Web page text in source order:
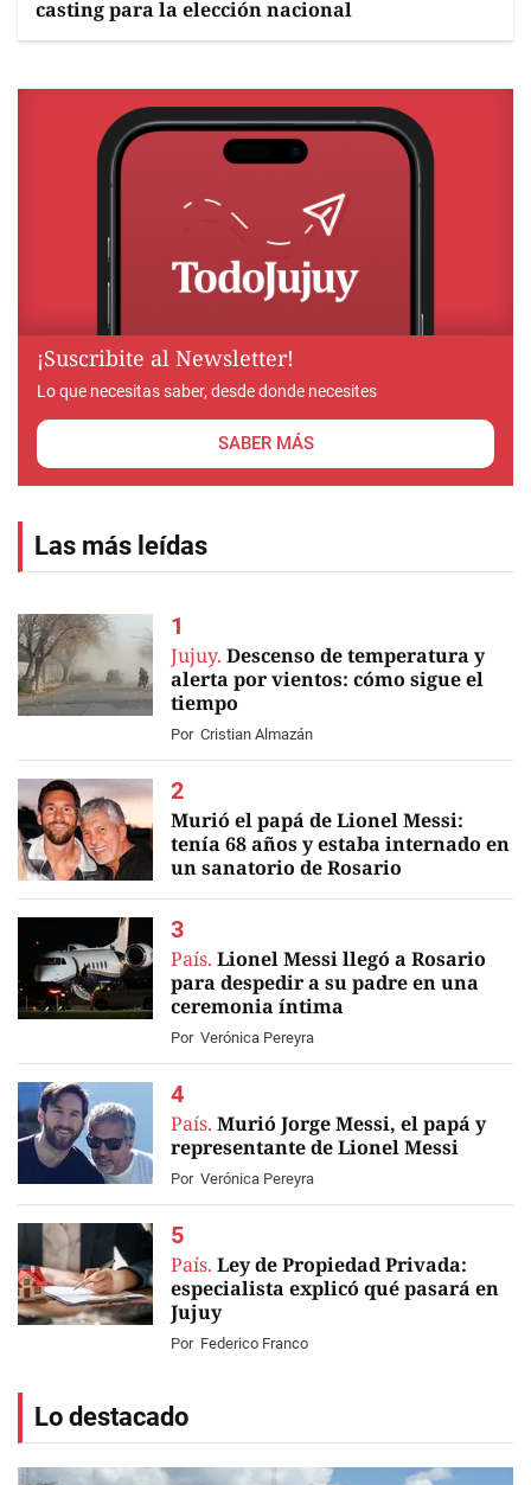
casting para la elección nacional
¡Suscribite al Newsletter!
Lo que necesitas saber, desde donde necesites
SABER MÁS
Las más leídas
Jujuy. Descenso de temperatura y
alerta por vientos: cómo sigue el
tiempo
Por Cristian Almazán
EN VIVO
Murió el papá de Lionel Messi:
tenía 68 años y estaba internado en
un sanatorio de Rosario
País. Lionel Messi llegó a Rosario
para despedir a su padre en una
ceremonia íntima
Por Verónica Pereyra
País. Murió Jorge Messi, el papá y
representante de Lionel Messi
Por Verónica Pereyra
País. Ley de Propiedad Privada:
especialista explicó qué pasará en
Jujuy
Por Federico Franco
Lo destacado